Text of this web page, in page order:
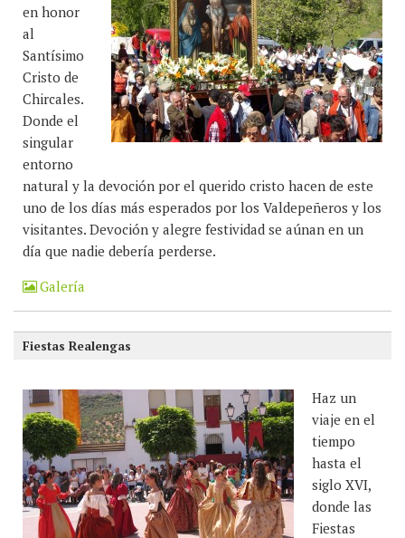
en honor
al
Santísimo
Cristo de
Chircales.
Donde el
singular
entorno
natural y la devoción por el querido cristo hacen de este
uno de los días más esperados por los Valdepeñeros y los
visitantes. Devoción y alegre festividad se aúnan en un
día que nadie debería perderse.
Galería
Fiestas Realengas
Haz un
viaje en el
tiempo
hasta el
siglo XVI,
donde las
Fiestas